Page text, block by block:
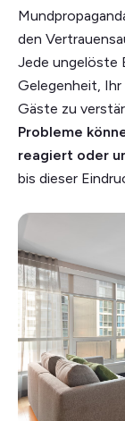
den
Jede ungelöste
Gelegenheit,
Gäste zu
Probleme
reagiert oder
bis dieser